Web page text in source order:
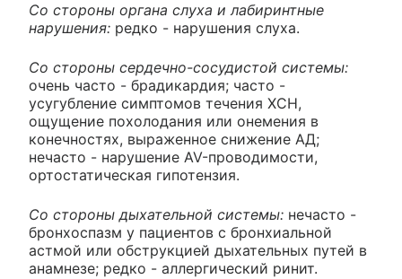
Со стороны органа слуха и лабиринтные
нарушения: редко - нарушения слуха.
Со стороны сердечно-сосудистой системы:
очень часто - брадикардия; часто -
усугубление симптомов течения ХСН,
ощущение похолодания или онемения в
конечностях, выраженное снижение АД;
нечасто - нарушение AV-проводимости,
ортостатическая гипотензия.
Со стороны дыхательной системы: нечасто -
бронхоспазм у пациентов с бронхиальной
астмой или обструкцией дыхательных путей в
анамнезе; редко - аллергический ринит.